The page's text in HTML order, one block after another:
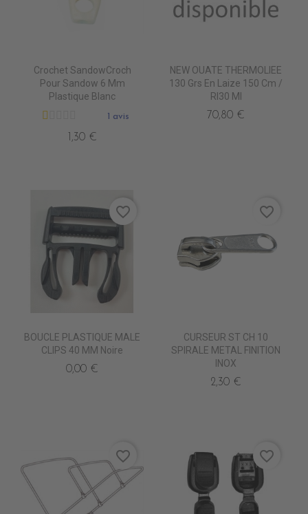
Crochet SandowCroch
Pour Sandow 6 Mm
Plastique Blanc
1 avis
1,30 €
NEW OUATE THERMOLIEE
130 Grs En Laize 150 Cm /
Rl30 Ml
70,80 €
BOUCLE PLASTIQUE MALE
CLIPS 40 MM Noire
0,00 €
favorite_border
CURSEUR ST CH 10
SPIRALE METAL FINITION
INOX
2,30 €
favorite_border
favorite_border favorite_border